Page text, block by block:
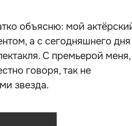
объясню: мой
а с сегодняшнего
С премьерой меня,
говоря, так не
звезда.